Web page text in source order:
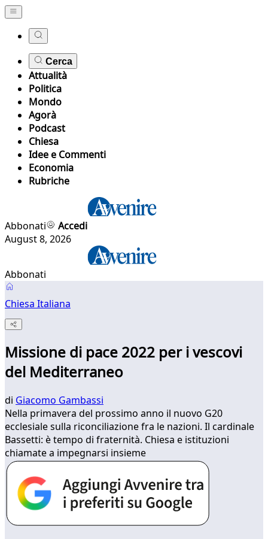
Cerca
Attualità
Politica
Mondo
Agorà
Podcast
Chiesa
Idee e Commenti
Economia
Rubriche
Abbonati
Accedi
August 8, 2026
Abbonati
Chiesa Italiana
Missione di pace 2022 per i vescovi
del Mediterraneo
di Giacomo Gambassi
Nella primavera del prossimo anno il nuovo G20
ecclesiale sulla riconciliazione fra le nazioni. Il cardinale
Bassetti: è tempo di fraternità. Chiesa e istituzioni
chiamate a impegnarsi insieme